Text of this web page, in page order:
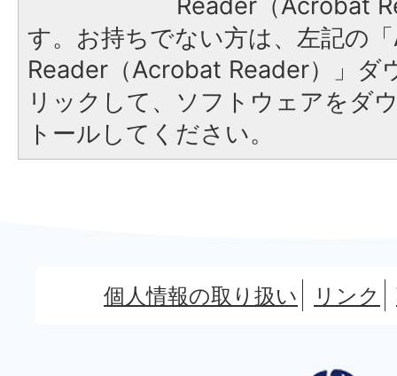
す。お持ちでない方は、左記の
Reader（Acrobat Reader）」ダ
リックして、ソフトウェアをダ
トールしてください。
個人情報の取り扱い リンク